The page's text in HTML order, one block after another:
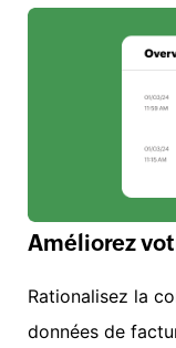
Améliorez
Rationalisez la
données de